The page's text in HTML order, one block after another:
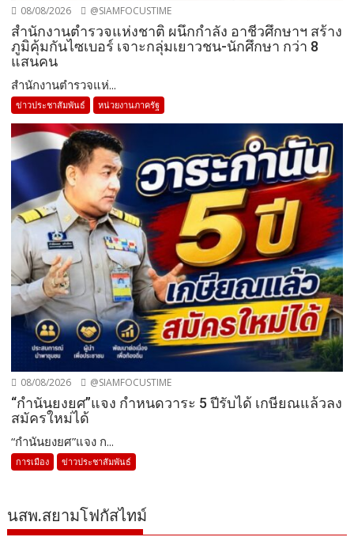
08/08/2026 @SIAMFOCUSTIME
สำนักงานตำรวจแห่งชาติ ผนึกกำลัง อาชีวศึกษาฯ สร้าง
ภูมิคุ้มกันไซเบอร์ เจาะกลุ่มเยาวชน-นักศึกษา กว่า 8
แสนคน
สำนักงานตำรวจแห่...
ข่าวประชาสัมพันธ์ หน่วยงานภาครัฐ
08/08/2026 @SIAMFOCUSTIME
“กำนันยงยศ”แจง กำหนดวาระ 5 ปีรับได้ เกษียณแล้วลง
สมัครใหม่ได้
“กำนันยงยศ”แจง ก...
การเมือง ข่าวประชาสัมพันธ์
นสพ.สยามโฟกัสไทม์